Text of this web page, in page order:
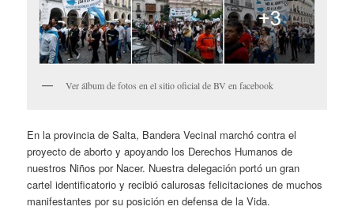
Ver álbum de fotos en el sitio oficial de BV en facebook
En la provincia de Salta, Bandera Vecinal marchó contra el
proyecto de aborto y apoyando los Derechos Humanos de
nuestros Niños por Nacer. Nuestra delegación portó un gran
cartel identificatorio y recibió calurosas felicitaciones de muchos
manifestantes por su posición en defensa de la Vida.